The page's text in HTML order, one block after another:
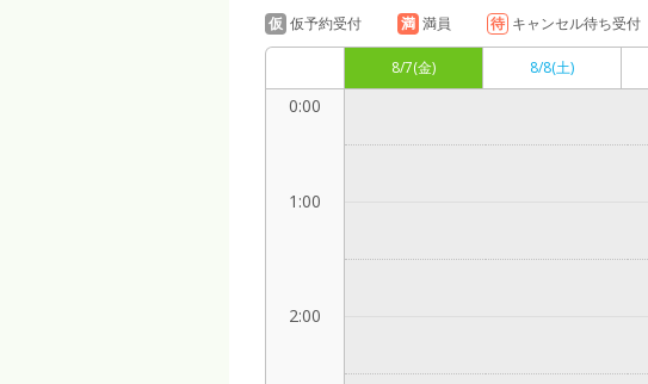
仮 仮予約受付 満 満員 待 キャンセル待ち受付
8/7(金) 8/8(土)
0:00
1:00
2:00